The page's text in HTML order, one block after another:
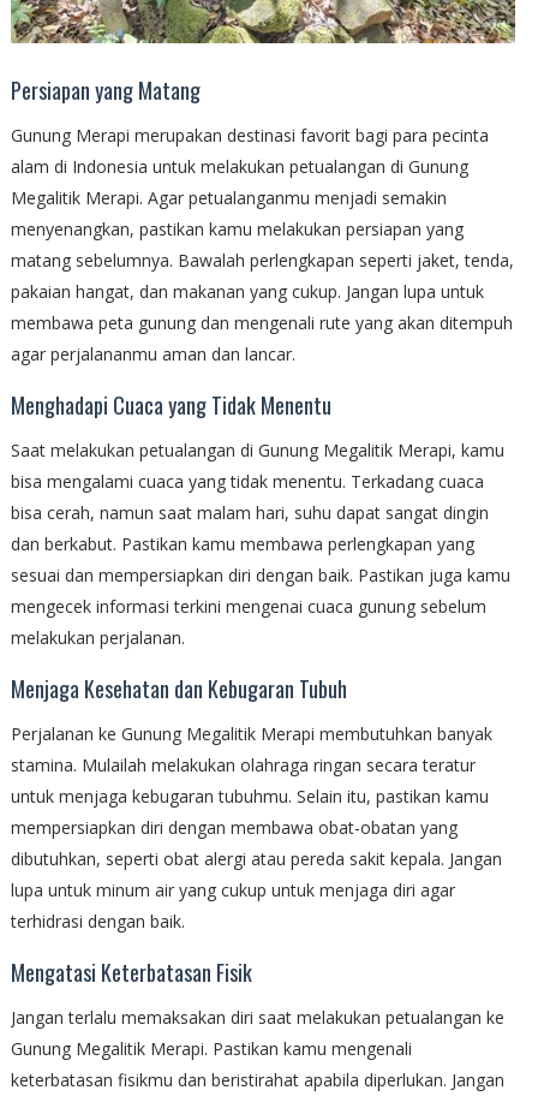
Persiapan yang Matang
Gunung Merapi merupakan destinasi favorit bagi para pecinta
alam di Indonesia untuk melakukan petualangan di Gunung
Megalitik Merapi. Agar petualanganmu menjadi semakin
menyenangkan, pastikan kamu melakukan persiapan yang
matang sebelumnya. Bawalah perlengkapan seperti jaket, tenda,
pakaian hangat, dan makanan yang cukup. Jangan lupa untuk
membawa peta gunung dan mengenali rute yang akan ditempuh
agar perjalananmu aman dan lancar.
Menghadapi Cuaca yang Tidak Menentu
Saat melakukan petualangan di Gunung Megalitik Merapi, kamu
bisa mengalami cuaca yang tidak menentu. Terkadang cuaca
bisa cerah, namun saat malam hari, suhu dapat sangat dingin
dan berkabut. Pastikan kamu membawa perlengkapan yang
sesuai dan mempersiapkan diri dengan baik. Pastikan juga kamu
mengecek informasi terkini mengenai cuaca gunung sebelum
melakukan perjalanan.
Menjaga Kesehatan dan Kebugaran Tubuh
Perjalanan ke Gunung Megalitik Merapi membutuhkan banyak
stamina. Mulailah melakukan olahraga ringan secara teratur
untuk menjaga kebugaran tubuhmu. Selain itu, pastikan kamu
mempersiapkan diri dengan membawa obat-obatan yang
dibutuhkan, seperti obat alergi atau pereda sakit kepala. Jangan
lupa untuk minum air yang cukup untuk menjaga diri agar
terhidrasi dengan baik.
Mengatasi Keterbatasan Fisik
Jangan terlalu memaksakan diri saat melakukan petualangan ke
Gunung Megalitik Merapi. Pastikan kamu mengenali
keterbatasan fisikmu dan beristirahat apabila diperlukan. Jangan